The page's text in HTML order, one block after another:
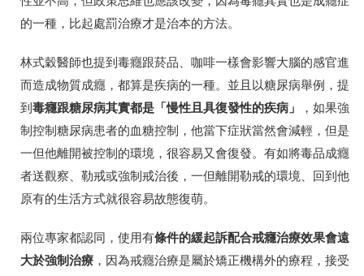
的一種，比起處罰治療才是治本的方法。
林式穀醫師也提到毒癮跟菸品、咖啡一樣會影響大腦的感官進
而造成物質成癮，都算是疾病的一種。並且以糖尿病舉例，提
到 毒癮跟糖尿病其實都是「慢性且具復發性的疾病」
，如果強
制控制糖尿病患者的血糖控制，他當下症狀當然會減輕，但是
一但他離開被控制的環境，很容易又會復發。有如將毒品成癮
者送觀察、勒戒或強制戒治後，一但離開勒戒的環境、回到他
原有的生活方式就很容易故態復萌。
兩位專家都認同，使用有條件的緩起訴配合戒癮治療效果會遠
大於強制治療 ，因為戒癮治療是屬於矯正機構外的療程，接受